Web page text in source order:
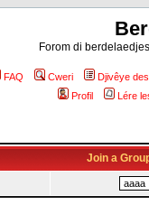
Forom di
FAQ Cweri Djivêye
Profil
Lére
Join a